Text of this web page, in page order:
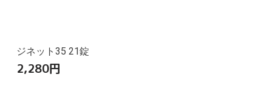
ジネット35 21錠
2,280円